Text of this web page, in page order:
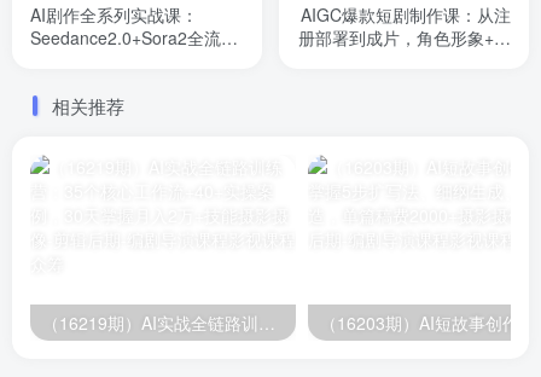
AI剧作全系列实战课：
Seedance2.0+Sora2全流
AIGC爆款短剧制作课：从注
册部署到成片，角色形象+分
相关推荐